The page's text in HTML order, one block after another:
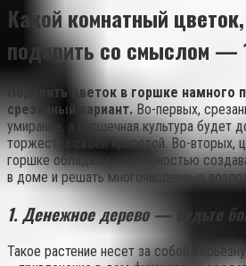
Какой комнатный
подарить со смыслом —
Подарить цветок в горшке намного
срезанный вариант.Во-первых,
умирание, а горшечная культура будет
торжества своей красотой. Во-вторых,
горшке обладают способностью
в доме и решать многочисленные
1.Денежное дерево — будьте
Такое растение несет за собой